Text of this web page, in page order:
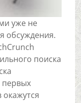
уже не
обсуждения.
поиска
первых
окажутся